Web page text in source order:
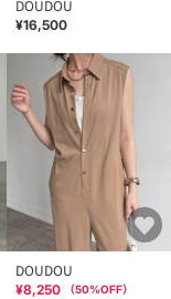
DOUDOU
¥16,500
DOUDOU
¥8,250 （50%OFF）